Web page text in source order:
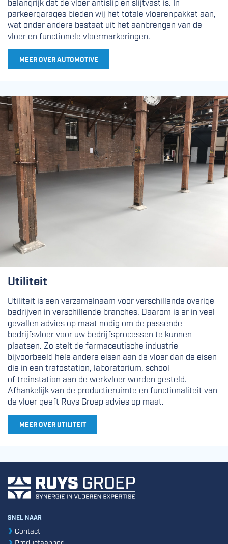
parkeergarages bieden wij het totale vloerenpakket aan,
wat onder andere bestaat uit het aanbrengen van de
vloer en functionele vloermarkeringen
MEER OVER AUTOMOTIVE
Utiliteit
Utiliteit is een verzamelnaam voor verschillende overige
bedrijven in verschillende branches. Daarom is er in veel
gevallen advies op maat nodig om de passende
bedrijfsvloer voor uw bedrijfsprocessen te kunnen
plaatsen. Zo stelt de farmaceutische industrie
bijvoorbeeld hele andere eisen aan de vloer dan de eisen
die in een trafostation, laboratorium, school
of treinstation aan de werkvloer worden gesteld.
Afhankelijk van de productieruimte en functionaliteit van
de vloer geeft Ruys Groep advies op maat.
MEER OVER UTILITEIT
SNEL NAAR
Contact
Productaanbod